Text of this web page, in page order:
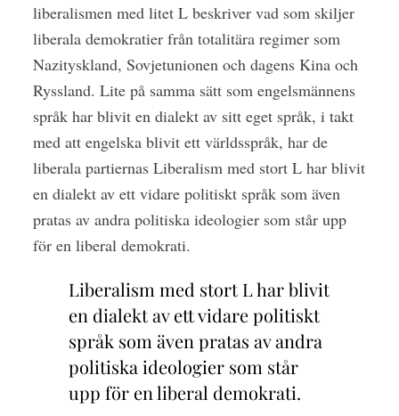
liberalismen med litet L beskriver vad som skiljer
liberala demokratier från totalitära regimer som
Nazityskland, Sovjetunionen och dagens Kina och
Ryssland. Lite på samma sätt som engelsmännens
språk har blivit en dialekt av sitt eget språk, i takt
med att engelska blivit ett världsspråk, har de
liberala partiernas Liberalism med stort L har blivit
en dialekt av ett vidare politiskt språk som även
pratas av andra politiska ideologier som står upp
för en liberal demokrati.
Liberalism med stort L har blivit
en dialekt av ett vidare politiskt
språk som även pratas av andra
politiska ideologier som står
upp för en liberal demokrati.